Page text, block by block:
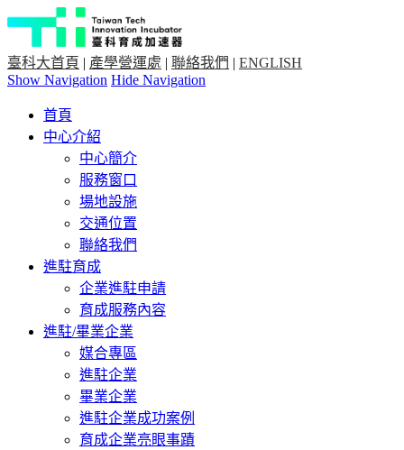
臺科大首頁 | 產學營運處 | 聯絡我們 | ENGLISH
Show Navigation Hide Navigation
首頁
中心介紹
中心簡介
服務窗口
場地設施
交通位置
聯絡我們
進駐育成
企業進駐申請
育成服務內容
進駐/畢業企業
媒合專區
進駐企業
畢業企業
進駐企業成功案例
育成企業亮眼事蹟